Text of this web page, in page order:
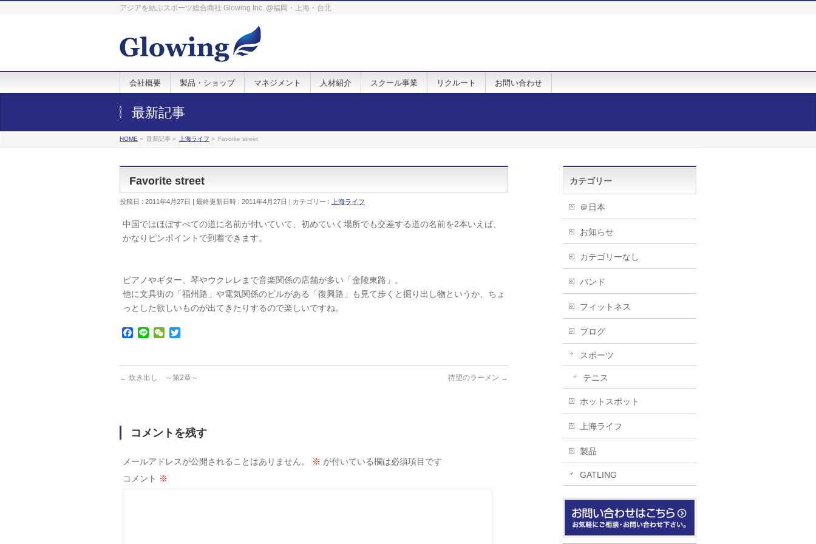
アジアを結ぶスポーツ総合商社 Glowing Inc. @福岡・上海・台北
会社概要 製品・ショップ マネジメント 人材紹介 スクール事業 リクルート お問い合わせ
最新記事
HOME » 最新記事 » 上海ライフ » Favorite street
Favorite street
投稿日 : 2011年4月27日 最終更新日時 : 2011年4月27日 カテゴリー : 上海ライフ
中国ではほぼすべての道に名前が付いていて、初めていく場所でも交差する道の名前を2本いえば、
かなりピンポイントで到着できます。
ピアノやギター、琴やウクレレまで音楽関係の店舗が多い「金陵東路」。
他に文具街の「福州路」や電気関係のビルがある「復興路」も見て歩くと掘り出し物というか、ちょ
っとした欲しいものが出てきたりするので楽しいですね。
Facebook
Line WeChat
← 炊き出し ～第2章～ 待望のラーメン →
コメントを残す
メールアドレスが公開されることはありません。 ※ が付いている欄は必須項目です
コメント ※
カテゴリー
＠日本
お知らせ
カテゴリーなし
バンド
フィットネス
ブログ
スポーツ
テニス
ホットスポット
上海ライフ
製品
GATLING